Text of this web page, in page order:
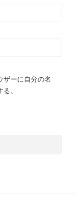
ザーに自分の名
。